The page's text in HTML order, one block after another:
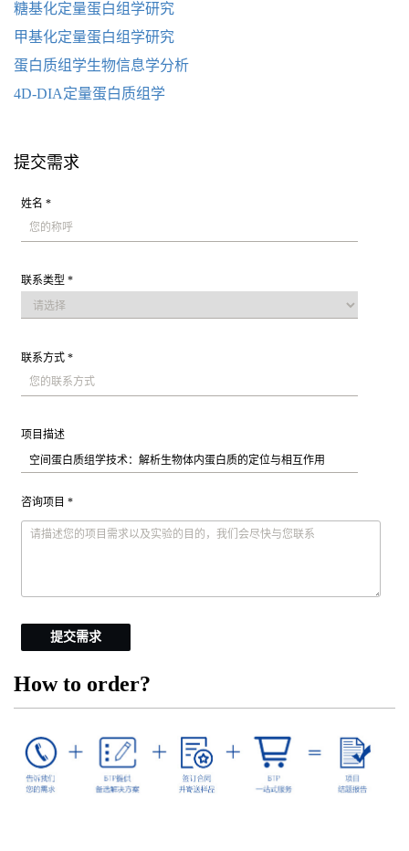
糖基化定量蛋白组学研究
甲基化定量蛋白组学研究
蛋白质组学生物信息学分析
4D-DIA定量蛋白质组学
提交需求
姓名 *
联系类型 *
联系方式 *
项目描述
咨询项目 *
提交需求
How to order?